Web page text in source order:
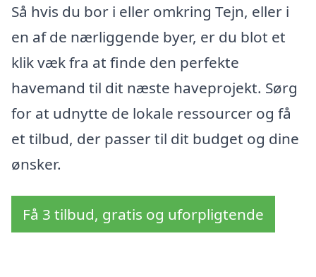
Så hvis du bor i eller omkring Tejn, eller i
en af de nærliggende byer, er du blot et
klik væk fra at finde den perfekte
havemand til dit næste haveprojekt. Sørg
for at udnytte de lokale ressourcer og få
et tilbud, der passer til dit budget og dine
ønsker.
Få 3 tilbud, gratis og uforpligtende